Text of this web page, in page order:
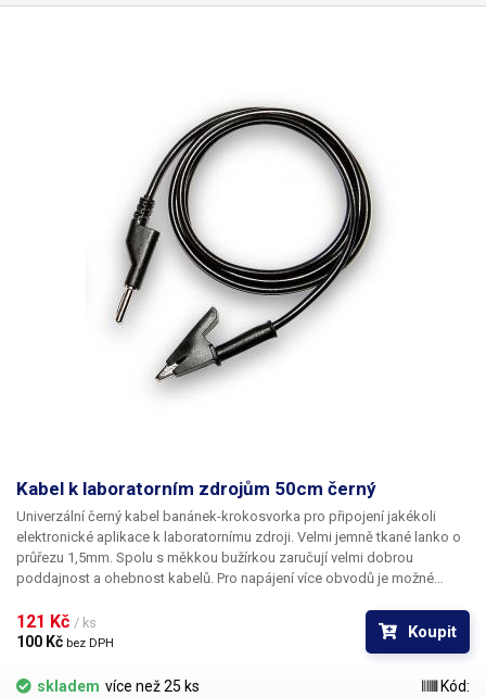
Kabel k laboratorním zdrojům 50cm černý
Univerzální černý kabel banánek-krokosvorka pro připojení jakékoli
elektronické aplikace k laboratornímu zdroji. Velmi jemně tkané lanko o
průřezu 1,5mm. Spolu s měkkou bužírkou zaručují velmi dobrou
poddajnost a ohebnost kabelů. Pro napájení více obvodů je možné
několika barevných provedeních pro rozlišení polarity: červená, černá,
modrá, žlutá, zelená.
121 Kč / ks
100 Kč bez DPH
Koupit
skladem více než 25 ks
Kód: